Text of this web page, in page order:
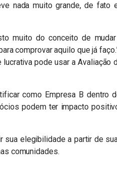
nada muito grande, de fato
muito do conceito de
comprovar aquilo que já
pode usar a Avaliação
como Empresa B dentro
podem ter impacto
sua elegibilidade a partir de
comunidades.